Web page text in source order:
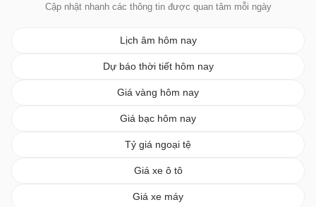
Cập nhật nhanh các thông tin được quan tâm mỗi ngày
Lịch âm hôm nay
Dự báo thời tiết hôm nay
Giá vàng hôm nay
Giá bạc hôm nay
Tỷ giá ngoại tệ
Giá xe ô tô
Giá xe máy